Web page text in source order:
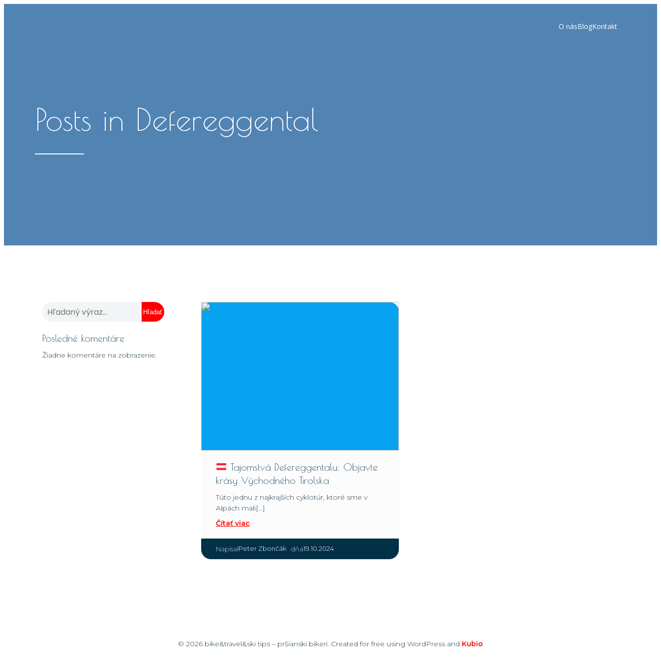
O násBlogKontakt
Posts in Defereggental
Hľadať
Posledné komentáre
Žiadne komentáre na zobrazenie.
Tajomstvá Defereggentalu: Objavte
krásy Východného Tirolska
Túto jednu z najkrajších cyklotúr, ktoré sme v
Alpách mali[…]
Čítať viac
NapísalPeter Zbončák dňa19.10.2024
© 2026 bike&travel&ski tips – pršianski bikeri. Created for free using WordPress and Kubio